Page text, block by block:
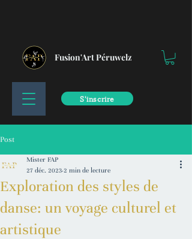
Fusion'Art Péruwelz
S'inscrire
Post
Exploration des styles de
danse: un voyage culturel et
artistique
Mister FAP
27 déc. 2023 2 min de lecture